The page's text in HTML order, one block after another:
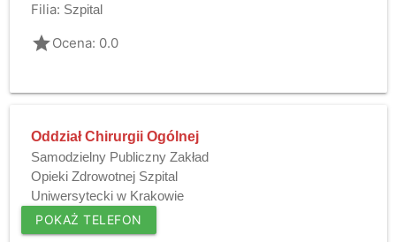
Filia: Szpital
gradeOcena: 0.0
Oddział Chirurgii Ogólnej
Samodzielny Publiczny Zakład
Opieki Zdrowotnej Szpital
Uniwersytecki w Krakowie
POKAŻ TELEFON